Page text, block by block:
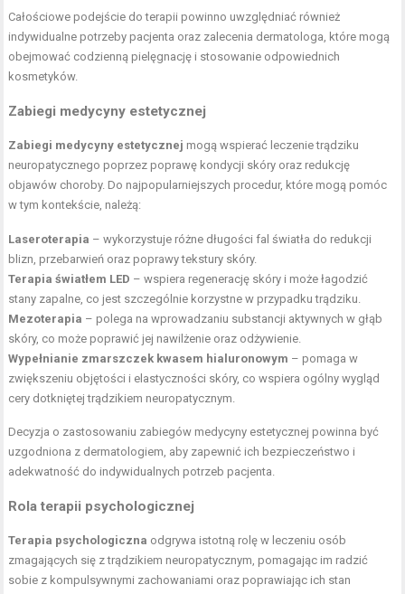
Całościowe podejście do terapii powinno uwzględniać również
indywidualne potrzeby pacjenta oraz zalecenia dermatologa, które mogą
obejmować codzienną pielęgnację i stosowanie odpowiednich
kosmetyków.
Zabiegi medycyny estetycznej
Zabiegi medycyny estetycznej mogą wspierać leczenie trądziku
neuropatycznego poprzez poprawę kondycji skóry oraz redukcję
objawów choroby. Do najpopularniejszych procedur, które mogą pomóc
w tym kontekście, należą:
Laseroterapia – wykorzystuje różne długości fal światła do redukcji
blizn, przebarwień oraz poprawy tekstury skóry.
Terapia światłem LED – wspiera regenerację skóry i może łagodzić
stany zapalne, co jest szczególnie korzystne w przypadku trądziku.
Mezoterapia – polega na wprowadzaniu substancji aktywnych w głąb
skóry, co może poprawić jej nawilżenie oraz odżywienie.
Wypełnianie zmarszczek kwasem hialuronowym – pomaga w
zwiększeniu objętości i elastyczności skóry, co wspiera ogólny wygląd
cery dotkniętej trądzikiem neuropatycznym.
Decyzja o zastosowaniu zabiegów medycyny estetycznej powinna być
uzgodniona z dermatologiem, aby zapewnić ich bezpieczeństwo i
adekwatność do indywidualnych potrzeb pacjenta.
Rola terapii psychologicznej
Terapia psychologiczna odgrywa istotną rolę w leczeniu osób
zmagających się z trądzikiem neuropatycznym, pomagając im radzić
sobie z kompulsywnymi zachowaniami oraz poprawiając ich stan